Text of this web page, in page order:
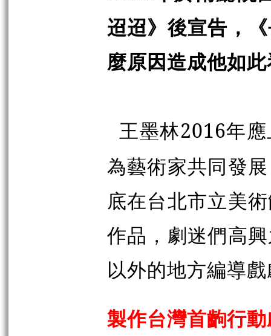
迢迢》後宣告，
麼原因造成他如
王墨林2016年
為藝術家共同發
底在台北市立美
作品，劇迷們高
以外的地方編導
製作台灣首齣行